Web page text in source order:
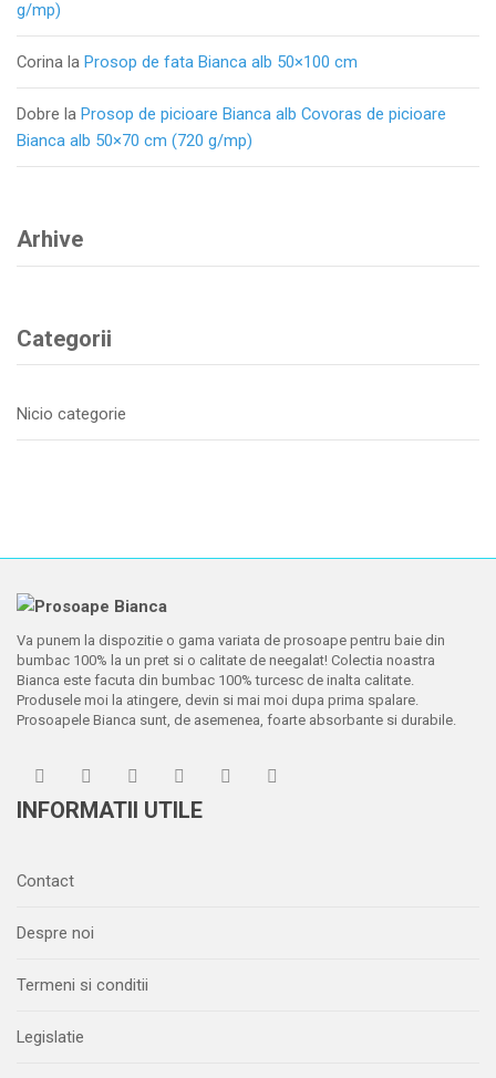
g/mp)
Corina la Prosop de fata Bianca alb 50×100 cm
Dobre la Prosop de picioare Bianca alb Covoras de picioare
Bianca alb 50×70 cm (720 g/mp)
Arhive
Categorii
Nicio categorie
Va punem la dispozitie o gama variata de prosoape pentru baie din
bumbac 100% la un pret si o calitate de neegalat! Colectia noastra
Bianca este facuta din bumbac 100% turcesc de inalta calitate.
Produsele moi la atingere, devin si mai moi dupa prima spalare.
Prosoapele Bianca sunt, de asemenea, foarte absorbante si durabile.
INFORMATII UTILE
Contact
Despre noi
Termeni si conditii
Legislatie